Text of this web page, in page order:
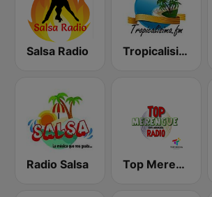
Salsa Radio Tropicalisima.fm - Salsa
Radio Salsa Top Merengue Radio